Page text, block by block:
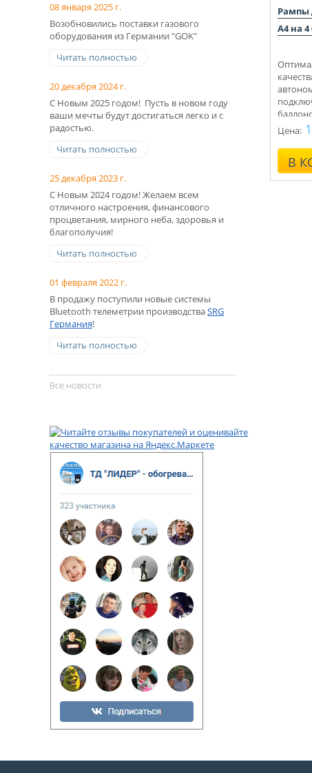
08 января 2025 г.
Возобновились поставки газового
оборудования из Германии "GOK"
Читать полностью
20 декабря 2024 г.
С Новым 2025 годом! Пусть в новом году
ваши мечты будут достигаться легко и с
радостью.
Читать полностью
25 декабря 2023 г.
С Новым 2024 годом! Желаем всем
отличного настроения, финансового
процветания, мирного неба, здоровья и
благополучия!
Читать полностью
01 февраля 2022 г.
В продажу поступили новые системы
Bluetooth телеметрии производстваSRG
Германия!
Читать полностью
Все новости
Рампы
А4 на
Цена:
В